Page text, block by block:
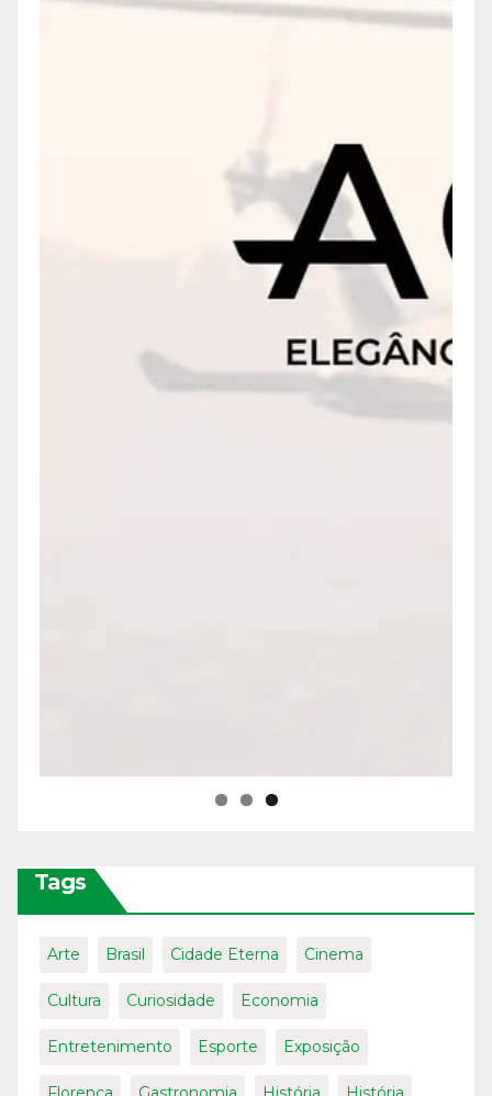
Tags
Arte Brasil Cidade Eterna Cinema
Cultura Curiosidade Economia
Entretenimento Esporte Exposição